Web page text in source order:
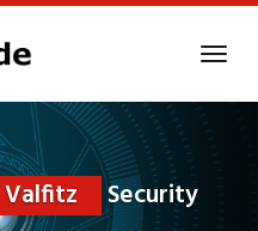
Valfitz Security